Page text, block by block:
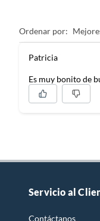
Ordenar por:
Patricia
Es muy bonito de
Servicio al
Contáctanos